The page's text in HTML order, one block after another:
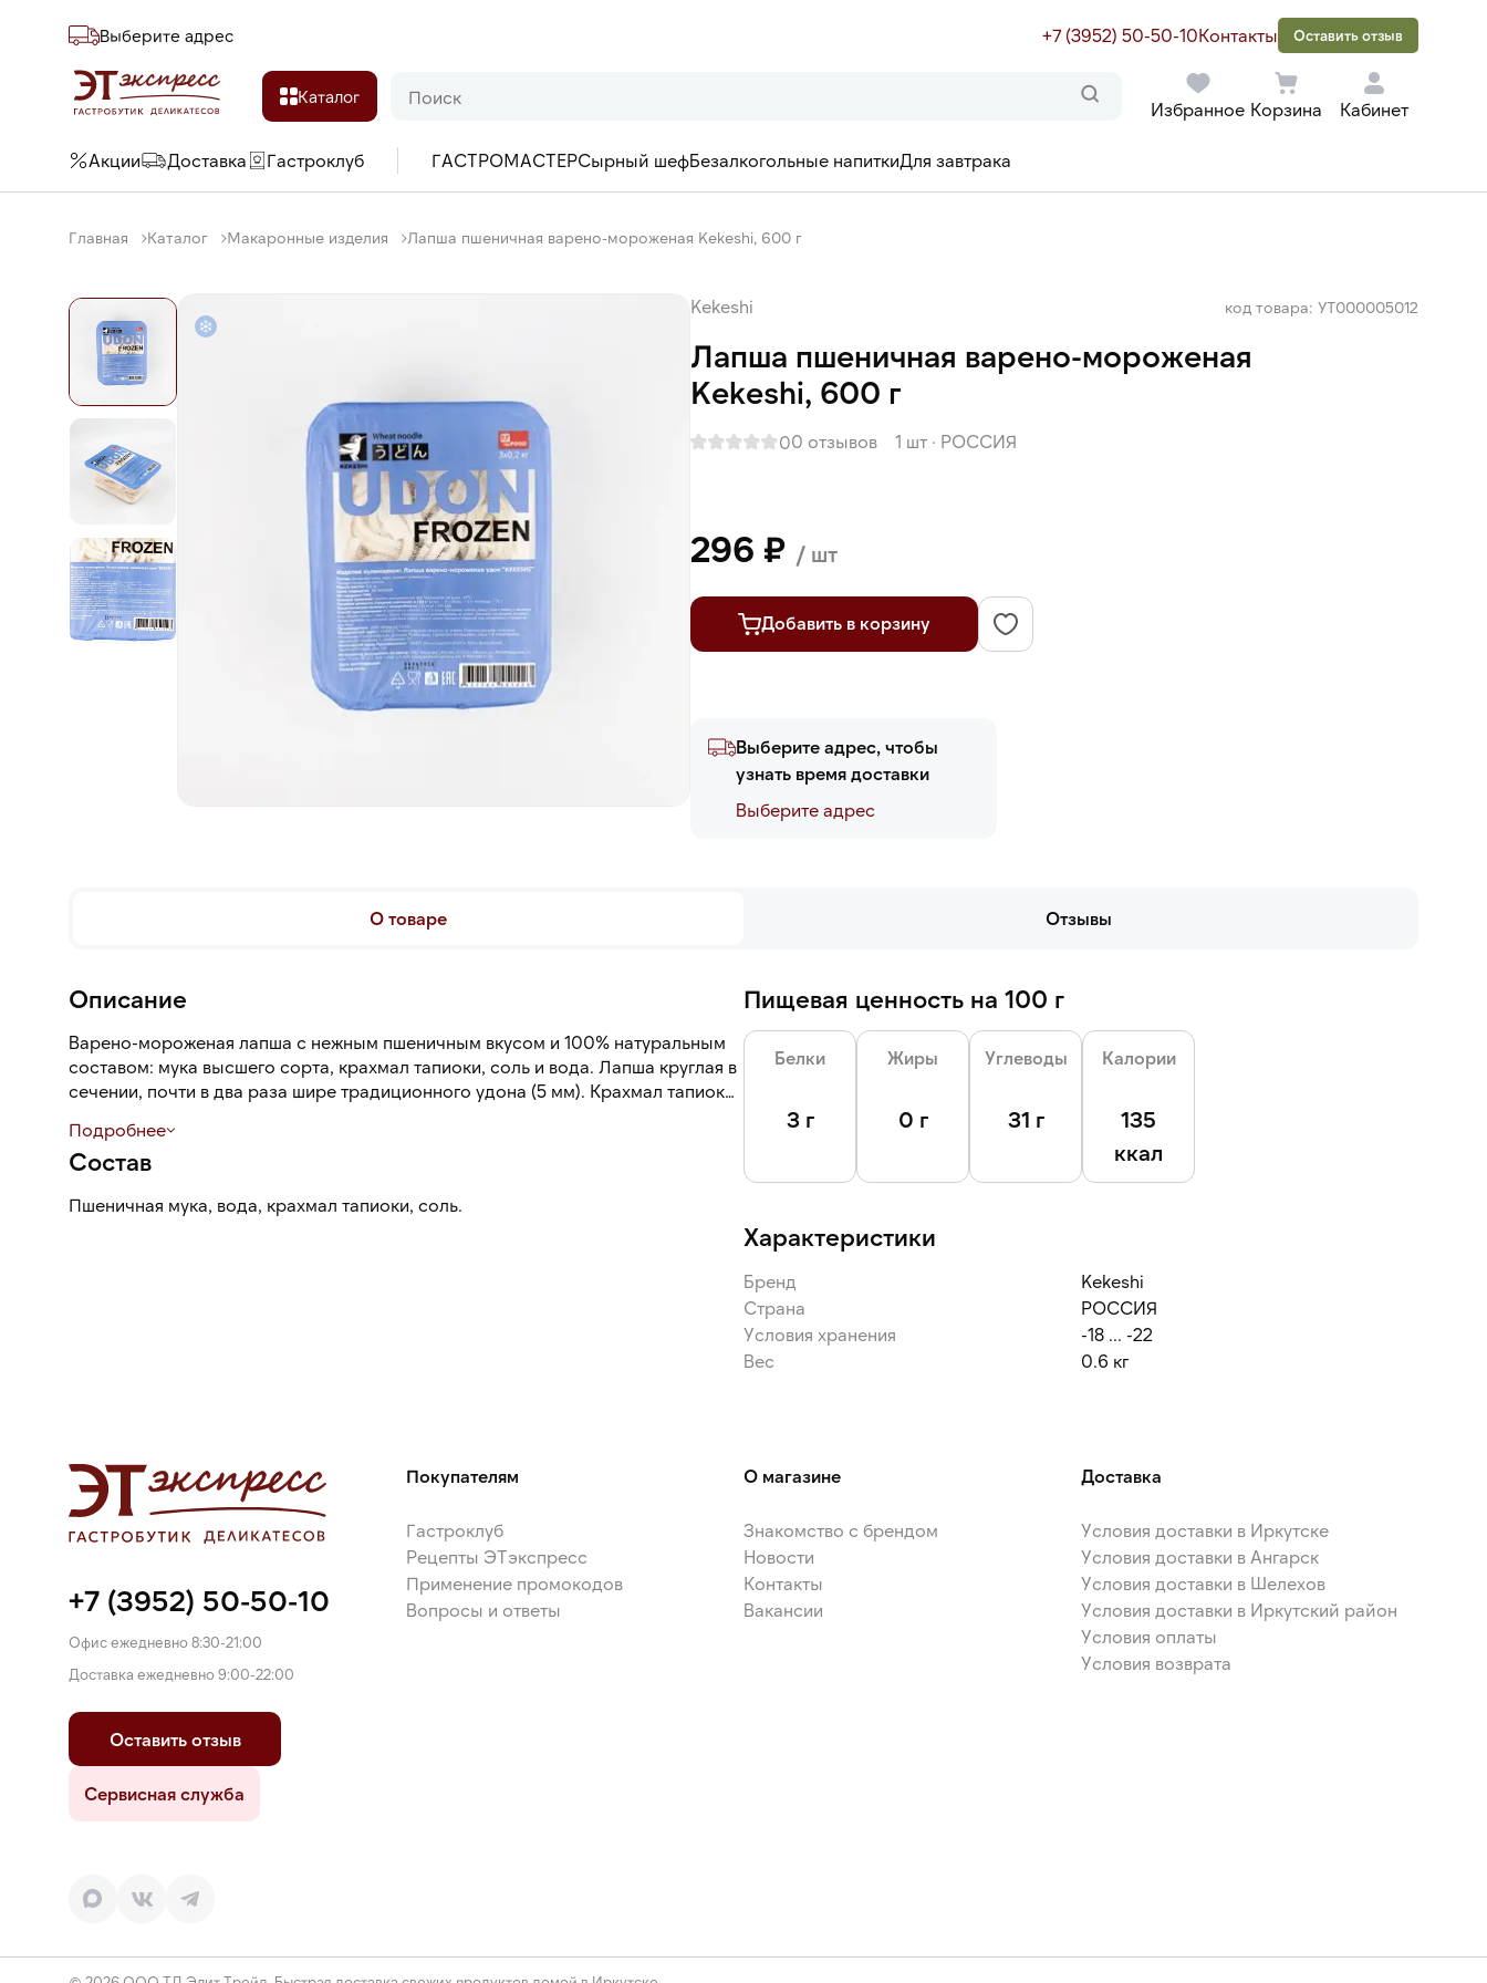
Выберите адреc +7 (3952) 50-50-10Контакты Оставить отзыв
Каталог
Избранное Корзина Кабинет
Акции Доставка Гастроклуб ГАСТРОМАСТЕРСырный шефБезалкогольные напиткиДля завтрака
Главная Каталог Макаронные изделия Лапша пшеничная варено-мороженая Kekeshi, 600 г
Kekeshi код товара: УТ000005012
Лапша пшеничная варено-мороженая
Kekeshi, 600 г
00 отзывов 1 шт · РОССИЯ
296 ₽ / шт
Добавить в корзину
Выберите адрес, чтобы
узнать время доставки
Выберите адреc
О товаре Отзывы
Описание
Варено-мороженая лапша с нежным пшеничным вкусом и 100% натуральным
составом: мука высшего сорта, крахмал тапиоки, соль и вода. Лапша круглая в
сечении, почти в два раза шире традиционного удона (5 мм). Крахмал тапиока
Лапша подходит для приготовления различных супов, вок-блюд и гарниров
Подробнее
Состав
Пшеничная мука, вода, крахмал тапиоки, соль.
Пищевая ценность на 100 г
Белки
3 г
Жиры
0 г
Углеводы
31 г
Калории
135
ккал
Характеристики
Бренд
Kekeshi
Страна
РОССИЯ
Условия хранения
-18 ... -22
Вес
0.6 кг
+7 (3952) 50-50-10
Офис ежедневно 8:30-21:00
Доставка ежедневно 9:00-22:00
Оставить отзыв
Сервисная служба
Покупателям
Гастроклуб
Рецепты ЭТэкспресс
Применение промокодов
Вопросы и ответы
О магазине
Знакомство с брендом
Новости
Контакты
Вакансии
Доставка
Условия доставки в Иркутске
Условия доставки в Ангарск
Условия доставки в Шелехов
Условия доставки в Иркутский район
Условия оплаты
Условия возврата